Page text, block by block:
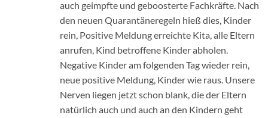
auch geimpfte und geboosterte Fachkräfte. Nach
den neuen Quarantäneregeln hieß dies, Kinder
rein, Positive Meldung erreichte Kita, alle Eltern
anrufen, Kind betroffene Kinder abholen.
Negative Kinder am folgenden Tag wieder rein,
neue positive Meldung, Kinder wie raus. Unsere
Nerven liegen jetzt schon blank, die der Eltern
natürlich auch und auch an den Kindern geht